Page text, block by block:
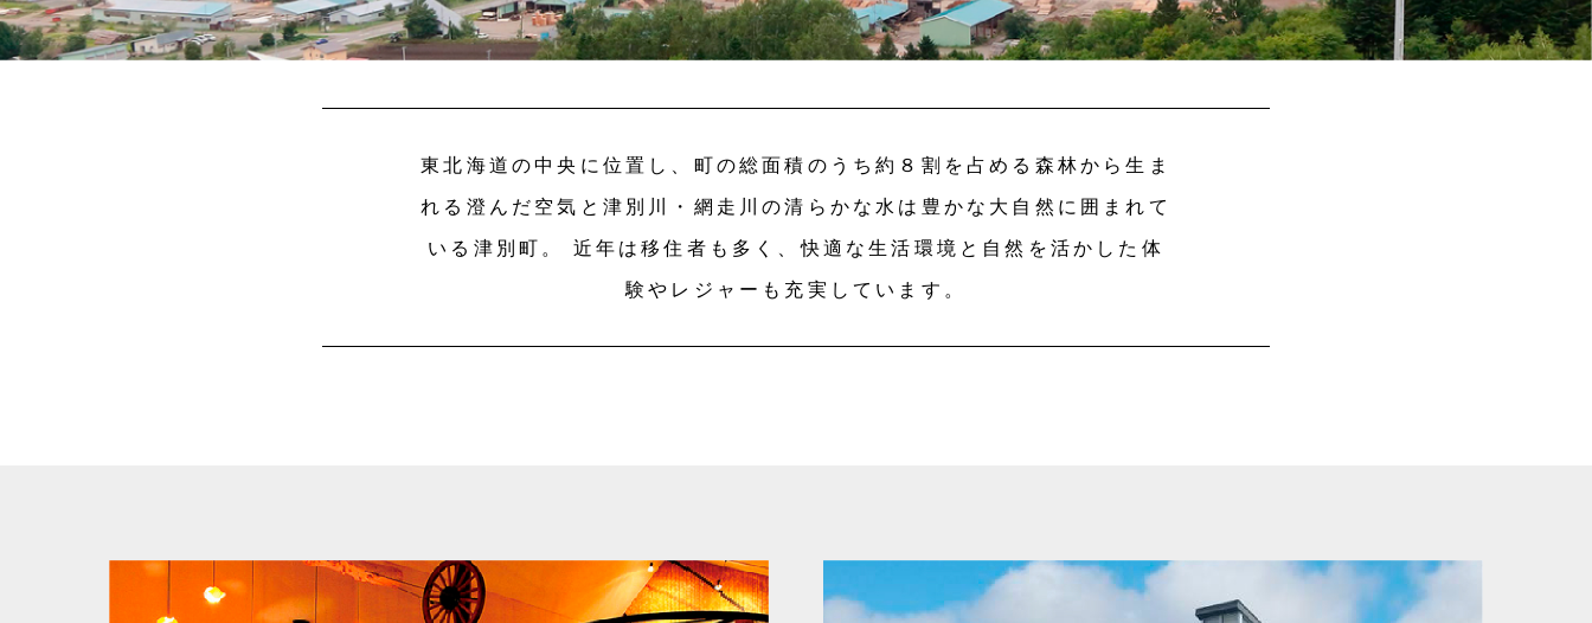
東北海道の中央に位置し、町の総面積のうち約８割を占める森林から生ま
れる澄んだ空気と津別川・網走川の清らかな水は豊かな大自然に囲まれて
いる津別町。 近年は移住者も多く、快適な生活環境と自然を活かした体
験やレジャーも充実しています。